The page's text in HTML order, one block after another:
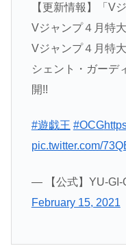
【更新情報】「V
Vジャンプ４月特
Vジャンプ４月特
シェント・ガーデ
開!!
#遊戯王 #OCG
pic.twitter.com/
— 【公式】YU-GI-
February 15, 2021